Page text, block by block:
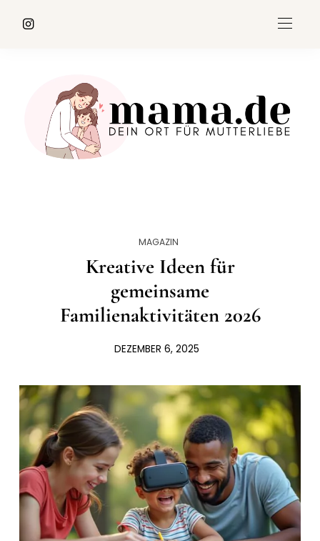
MAGAZIN
Kreative Ideen für
gemeinsame
Familienaktivitäten 2026
DEZEMBER 6, 2025